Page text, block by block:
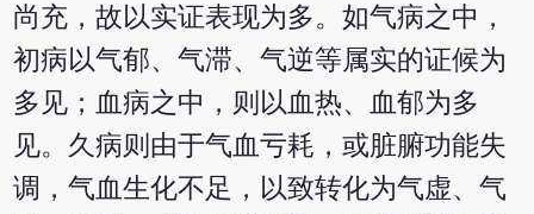
尚充，故以实证表现为多。如气病之中，
初病以气郁、气滞、气逆等属实的证候为
多见；血病之中，则以血热、血郁为多
见。久病则由于气血亏耗，或脏腑功能失
调，气血生化不足，以致转化为气虚、气